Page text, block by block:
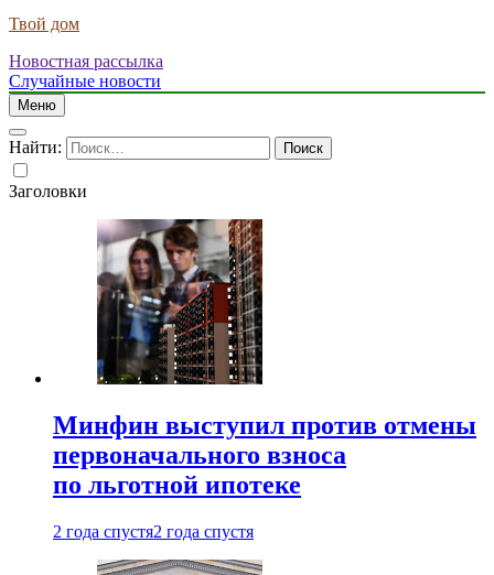
Твой дом
Новостная рассылка
Случайные новости
Меню
Найти:
Заголовки
Минфин выступил против отмены
первоначального взноса
по льготной ипотеке
2 года спустя2 года спустя